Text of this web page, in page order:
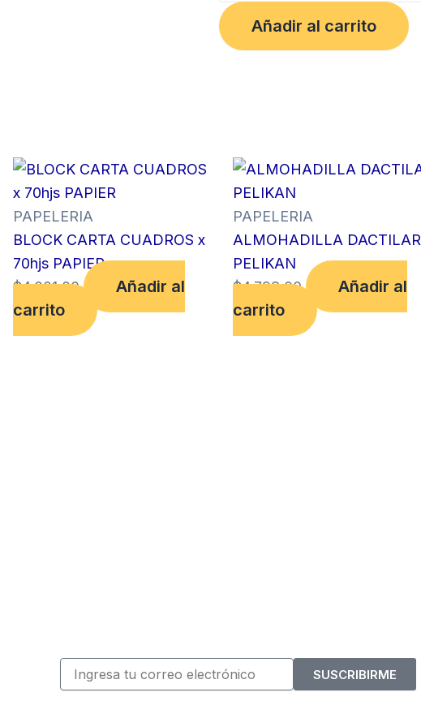
SUPERGEL
FABER
CASTELL
Añadir al carrito
PAPELERIA
BLOCK CARTA CUADROS x
70hjs PAPIER
$4,001.00
Añadir al
carrito
PAPELERIA
ALMOHADILLA DACTILAR
PELIKAN
$4,798.00
Añadir al
carrito
SUSCRIBIRME